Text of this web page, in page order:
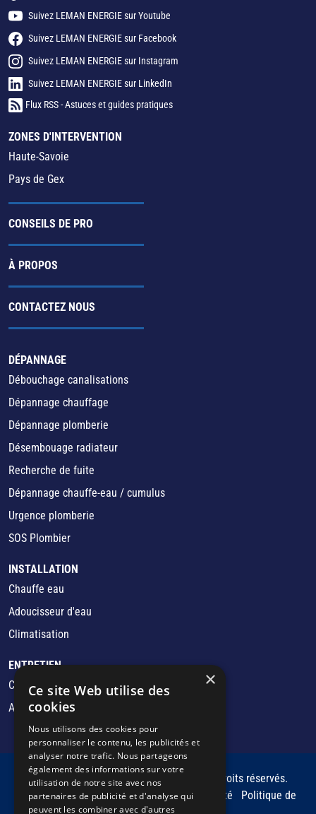
Suivez LEMAN ENERGIE sur Youtube
Suivez LEMAN ENERGIE sur Facebook
Suivez LEMAN ENERGIE sur Instagram
Suivez LEMAN ENERGIE sur LinkedIn
Flux RSS - Astuces et guides pratiques
ZONES D'INTERVENTION
Haute-Savoie
Pays de Gex
CONSEILS DE PRO
À PROPOS
CONTACTEZ NOUS
DÉPANNAGE
Débouchage canalisations
Dépannage chauffage
Dépannage plomberie
Désembouage radiateur
Recherche de fuite
Dépannage chauffe-eau / cumulus
Urgence plomberie
SOS Plombier
INSTALLATION
Chauffe eau
Adoucisseur d'eau
Climatisation
ENTRETIEN
Chauffage/Chaudière
Adoucisseur d'eau
Copyright © 2026 LEMAN ENERGIE. Tous droits réservés.
Mentions légales
Politique de confidentialité
Politique de
×
Ce site Web utilise des
cookies
Nous utilisons des cookies pour
personnaliser le contenu, les publicités et
analyser notre trafic. Nous partageons
également des informations sur votre
utilisation de notre site avec nos
partenaires de publicité et d'analyse qui
peuvent les combiner avec d'autres